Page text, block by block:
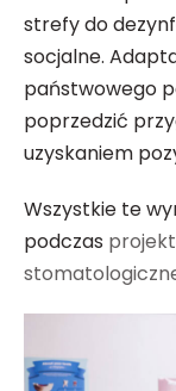
strefy do
socjalne.
państwowego
poprzedzić
uzyskaniem
Wszystkie te
podczas